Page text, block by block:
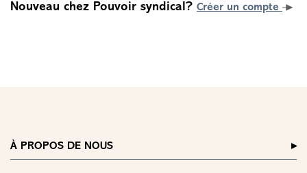
Nouveau chez Pouvoir syndical? Créer un compte
À PROPOS DE NOUS